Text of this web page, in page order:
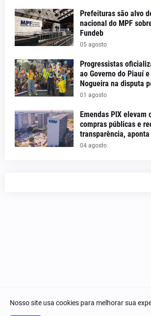
Prefeituras são alvo
nacional do MPF
Fundeb
05 agosto
Progressistas
ao Governo do Piauí
Nogueira na disputa
01 agosto
Emendas PIX elevam
compras públicas e
transparência, aponta
04 agosto
© 2023-2025 Notícias Piauí - Todos os
Nosso site usa cookies para melhorar sua